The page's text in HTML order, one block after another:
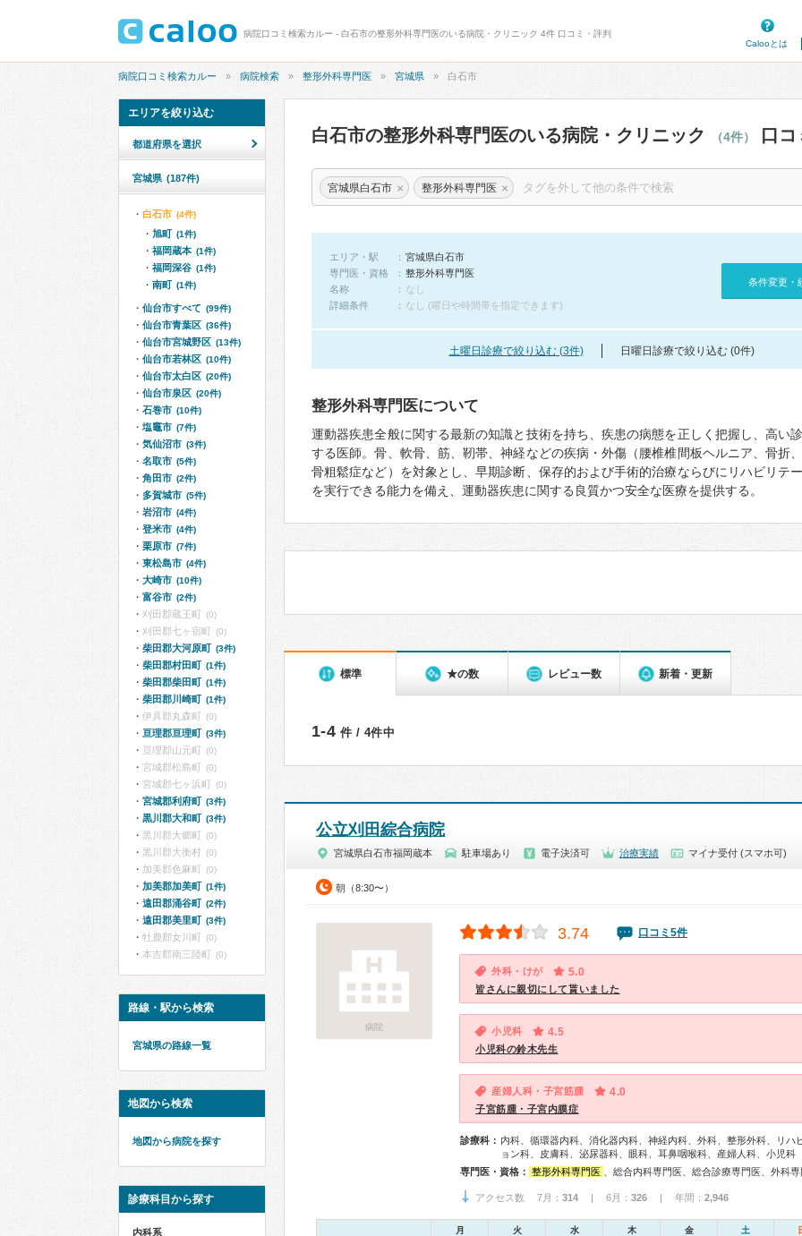
病院口コミ検索カルー - 白石市の整形外科専門医のいる病院・クリニック 4件 口コミ・評判
Calooとは
病院口コミ検索カルー 病院検索 整形外科専門医 宮城県 白石市
白石市の整形外科専門医のいる病院・クリニック （4件） 口
宮城県白石市 × 整形外科専門医 ×
エリア・駅
宮城県白石市
専門医・資格
整形外科専門医
名称
なし
詳細条件
なし (曜日や時間帯を指定できます)
条件変更・
土曜日診療で絞り込む (3件) 日曜日診療で絞り込む (0件)
整形外科専門医について
運動器疾患全般に関する最新の知識と技術を持ち、疾患の病態を正しく把握し、高い
する医師。骨、軟骨、筋、靭帯、神経などの疾病・外傷（腰椎椎間板ヘルニア、骨折
骨粗鬆症など）を対象とし、早期診断、保存的および手術的治療ならびにリハビリテ
を実行できる能力を備え、運動器疾患に関する良質かつ安全な医療を提供する。
標準 ★の数 レビュー数 新着・更新
1-4 件 / 4件中
公立刈田綜合病院
宮城県白石市福岡蔵本 駐車場あり 電子決済可 治療実績 マイナ受付 (スマホ可)
朝（8:30〜）
病院
3.74 口コミ5件
外科・けが 5.0
皆さんに親切にして貰いました
小児科 4.5
小児科の鈴木先生
産婦人科・子宮筋腫 4.0
子宮筋腫・子宮内膜症
診療科： 内科、循環器内科、消化器内科、神経内科、外科、整形外科、リハ
ョン科、皮膚科、泌尿器科、眼科、耳鼻咽喉科、産婦人科、小児科
専門医・資格： 整形外科専門医 、総合内科専門医、総合診療専門医、外科専門医、高血圧専門医、神経内科専門医、脊椎脊髄外科専門医、皮膚科専門医、耳
アクセス数 7月： 314 | 6月： 326 | 年間： 2,946
月 火 水 木 金 土
エリアを絞り込む
都道府県を選択
宮城県 (187件)
白石市 (4件)
旭町 (1件)
福岡蔵本 (1件)
福岡深谷 (1件)
南町 (1件)
仙台市すべて (99件)
仙台市青葉区 (36件)
仙台市宮城野区 (13件)
仙台市若林区 (10件)
仙台市太白区 (20件)
仙台市泉区 (20件)
石巻市 (10件)
塩竈市 (7件)
気仙沼市 (3件)
名取市 (5件)
角田市 (2件)
多賀城市 (5件)
岩沼市 (4件)
登米市 (4件)
栗原市 (7件)
東松島市 (4件)
大崎市 (10件)
富谷市 (2件)
刈田郡蔵王町 (0)
刈田郡七ヶ宿町 (0)
柴田郡大河原町 (3件)
柴田郡村田町 (1件)
柴田郡柴田町 (1件)
柴田郡川崎町 (1件)
伊具郡丸森町 (0)
亘理郡亘理町 (3件)
亘理郡山元町 (0)
宮城郡松島町 (0)
宮城郡七ヶ浜町 (0)
宮城郡利府町 (3件)
黒川郡大和町 (3件)
黒川郡大郷町 (0)
黒川郡大衡村 (0)
加美郡色麻町 (0)
加美郡加美町 (1件)
遠田郡涌谷町 (2件)
遠田郡美里町 (3件)
牡鹿郡女川町 (0)
本吉郡南三陸町 (0)
路線・駅から検索
宮城県の路線一覧
地図から検索
地図から病院を探す
診療科目から探す
内科系